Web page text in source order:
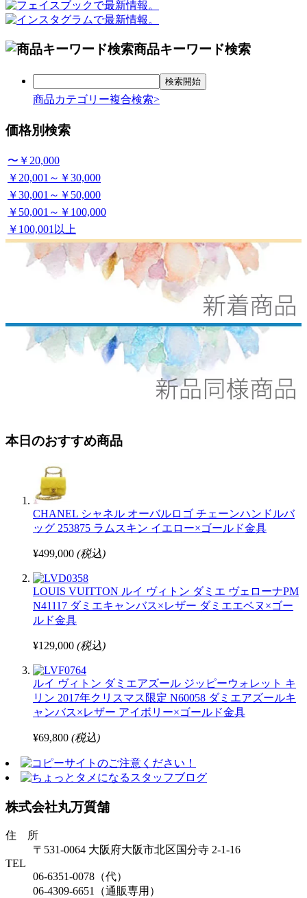
商品キーワード検索
商品カテゴリー複合検索>
価格別検索
〜￥20,000
￥20,001～￥30,000
￥30,001～￥50,000
￥50,001～￥100,000
￥100,001以上
本日のおすすめ商品
CHANEL シャネル オーバルロゴ チェーンハンドルバ
ッグ 253875 ラムスキン イエロー×ゴールド金具
¥499,000 (税込)
LOUIS VUITTON ルイ ヴィトン ダミエ ヴェローナPM
N41117 ダミエキャンバス×レザー ダミエエベヌ×ゴー
ルド金具
¥129,000 (税込)
ルイ ヴィトン ダミエアズール ジッピーウォレット キ
リン 2017年クリスマス限定 N60058 ダミエアズールキ
ャンバス×レザー アイボリー×ゴールド金具
¥69,800 (税込)
株式会社丸万質舗
住 所
〒531-0064 大阪府大阪市北区国分寺 2-1-16
TEL
06-6351-0078（代）
06-4309-6651（通販専用）